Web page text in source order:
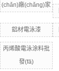
(chǎn)廠(chǎng)家
鋁材電泳漆
丙烯酸電泳涂料批
發(fā)